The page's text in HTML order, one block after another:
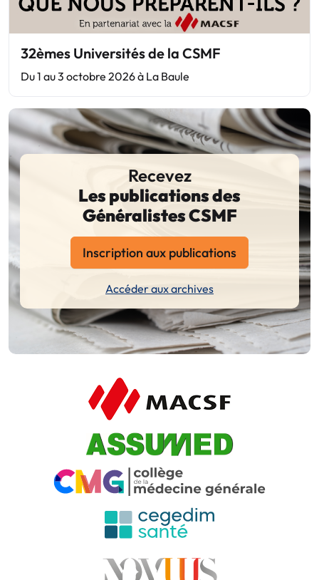
32èmes Universités de la CSMF
Du 1 au 3 octobre 2026 à La Baule
Recevez
Les publications des
Généralistes CSMF
Inscription aux publications
Accéder aux archives